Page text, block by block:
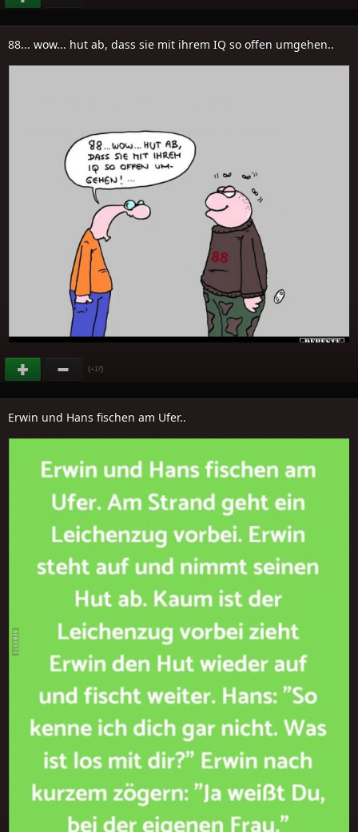
88... wow... hut ab, dass sie mit ihrem IQ so offen umgehen..
(+17)
Erwin und Hans fischen am Ufer..